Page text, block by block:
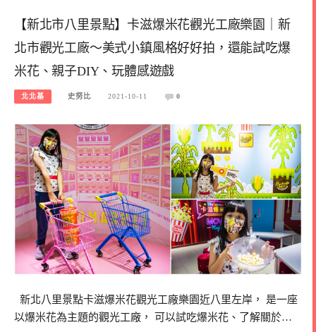
【新北市八里景點】卡滋爆米花觀光工廠樂園｜新
北市觀光工廠～美式小鎮風格好好拍，還能試吃爆
米花、親子DIY、玩體感遊戲
北北基 史努比 2021-10-11 0
新北八里景點卡滋爆米花觀光工廠樂園近八里左岸， 是一座
以爆米花為主題的觀光工廠， 可以試吃爆米花、了解關於…